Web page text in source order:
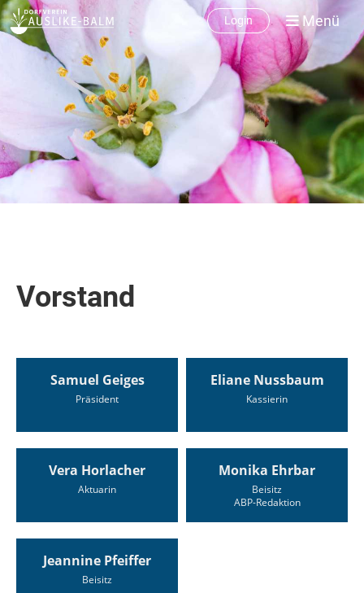
Login Menü
Vorstand
Samuel Geiges
Präsident
Eliane Nussbaum
Kassierin
Vera Horlacher
Aktuarin
Monika Ehrbar
Beisitz
ABP-Redaktion
Jeannine Pfeiffer
Beisitz